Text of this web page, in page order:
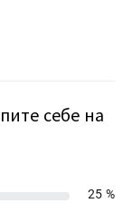
себе на
25 %